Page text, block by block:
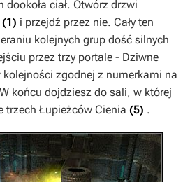
ciał. Otwórz drzwi
(1) i przejdź przez nie. Cały ten
kolejnych grup dość silnych
przez trzy portale - Dziwne
kolejności zgodnej z numerkami na
końcu dojdziesz do sali, w której
trzech Łupieżców Cienia (5) .